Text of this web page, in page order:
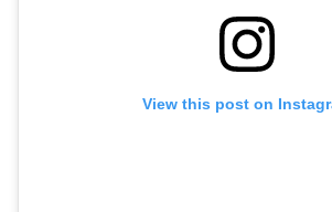
View this post on